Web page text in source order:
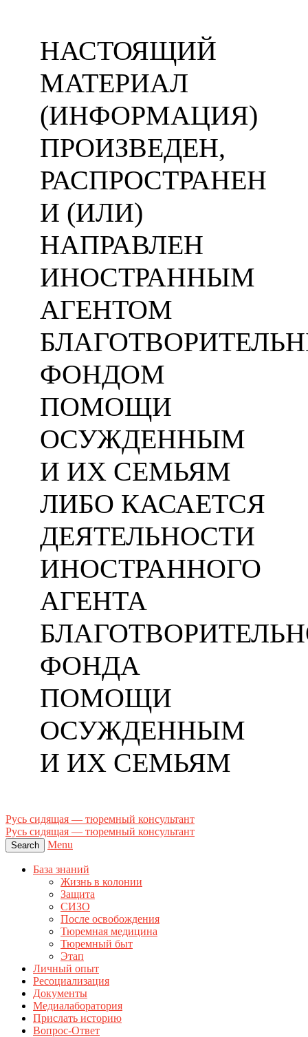
НАСТОЯЩИЙ
МАТЕРИАЛ
(ИНФОРМАЦИЯ)
ПРОИЗВЕДЕН,
РАСПРОСТРАНЕН
И (ИЛИ)
НАПРАВЛЕН
ИНОСТРАННЫМ
АГЕНТОМ
ФОНДОМ
ПОМОЩИ
ОСУЖДЕННЫМ
И ИХ СЕМЬЯМ
ЛИБО КАСАЕТСЯ
ДЕЯТЕЛЬНОСТИ
ИНОСТРАННОГО
АГЕНТА
ФОНДА
ПОМОЩИ
ОСУЖДЕННЫМ
И ИХ СЕМЬЯМ
Русь сидящая — тюремный консультант
Русь сидящая — тюремный консультант
Search Menu
База знаний
Жизнь в колонии
Защита
СИЗО
После освобождения
Тюремная медицина
Тюремный быт
Этап
Личный опыт
Ресоциализация
Документы
Медиалаборатория
Прислать историю
Вопрос-Ответ